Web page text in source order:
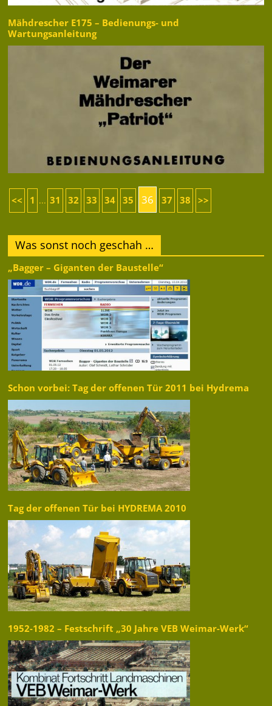
Mähdrescher E175 – Bedienungs- und
Wartungsanleitung
<< 1 ... 31 32 33 34 35 36 37 38 >>
Was sonst noch geschah …
„Bagger – Giganten der Baustelle“
Schon vorbei: Tag der offenen Tür 2011 bei Hydrema
Tag der offenen Tür bei HYDREMA 2010
1952-1982 – Festschrift „30 Jahre VEB Weimar-Werk“